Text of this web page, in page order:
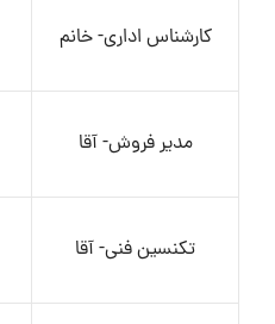
کارشناس اداری- خانم
مدیر فروش- آقا
تکنسین فنی- آقا